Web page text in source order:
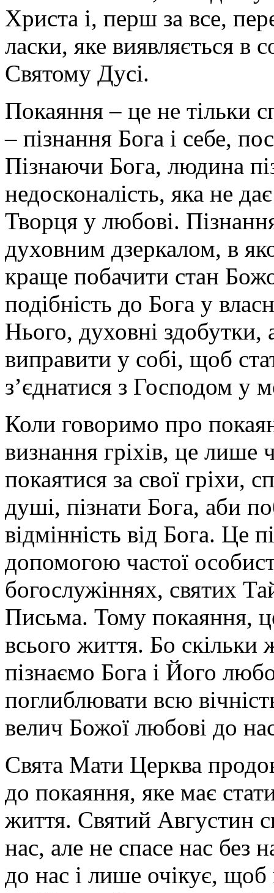
Христа і, перш за все,
ласки, яке виявляється в
Святому Дусі.
Покаяння – це не тільки
– пізнання Бога і себе,
Пізнаючи Бога, людина
недосконалість, яка не
Творця у любові.
духовним дзеркалом, в
краще побачити стан
подібність до Бога у
Нього, духовні здобутки,
виправити у собі, щоб
з’єднатися з Господом у
Коли говоримо про
визнання гріхів, це
покаятися за свої гріхи,
душі, пізнати Бога, аби
відмінність від Бога. Це
допомогою частої
богослужіннях, святих
Письма. Тому покаяння,
всього життя. Бо скільки
пізнаємо Бога і Його
поглиблювати всю
велич Божої любові до
Свята Мати Церква
до покаяння, яке має
життя. Святий Августин
нас, але не спасе нас без
до нас і лише очікує,